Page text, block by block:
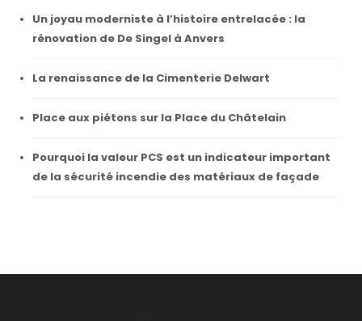
Un joyau moderniste à l’histoire entrelacée : la
rénovation de De Singel à Anvers
La renaissance de la Cimenterie Delwart
Place aux piétons sur la Place du Châtelain
Pourquoi la valeur PCS est un indicateur important
de la sécurité incendie des matériaux de façade